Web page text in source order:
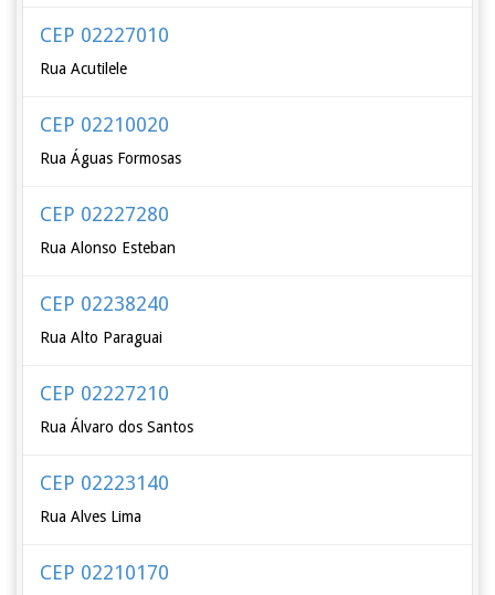
CEP 02227010
Rua Acutilele
CEP 02210020
Rua Águas Formosas
CEP 02227280
Rua Alonso Esteban
CEP 02238240
Rua Alto Paraguai
CEP 02227210
Rua Álvaro dos Santos
CEP 02223140
Rua Alves Lima
CEP 02210170